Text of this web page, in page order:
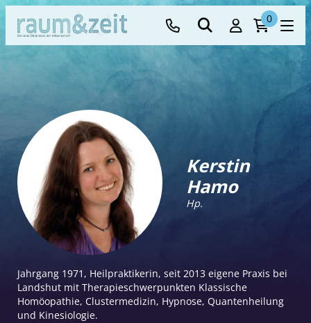
0
Kerstin
Hamo
Hp.
Jahrgang 1971, Heilpraktikerin, seit 2013 eigene Praxis bei
Landshut mit Therapieschwerpunkten Klassische
Homöopathie, Clustermedizin, Hypnose, Quantenheilung
und Kinesiologie.